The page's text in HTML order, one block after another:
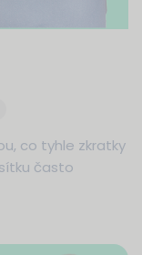
co tyhle zkratky
často